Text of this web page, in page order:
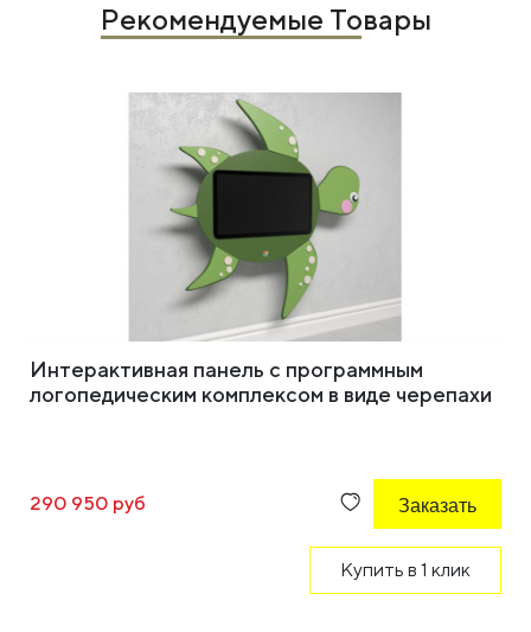
Рекомендуемые Товары
Интерактивная панель с программным
логопедическим комплексом в виде черепахи
290 950 руб Заказать
Купить в 1 клик